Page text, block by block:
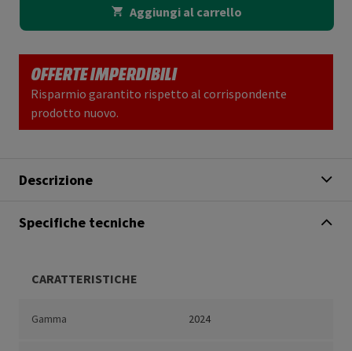
Aggiungi al carrello
OFFERTE IMPERDIBILI
Risparmio garantito rispetto al corrispondente
prodotto nuovo.
Descrizione
Specifiche tecniche
CARATTERISTICHE
Gamma 2024